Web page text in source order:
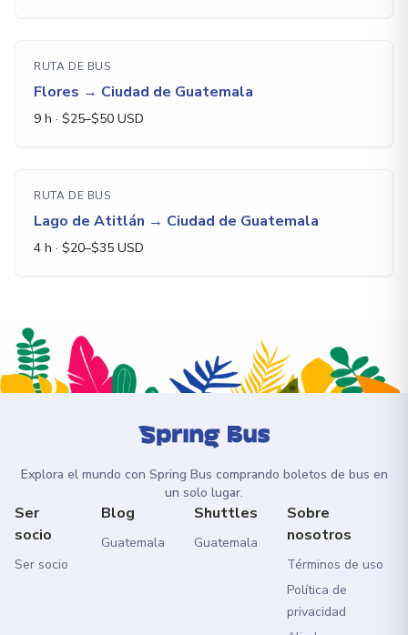
RUTA DE BUS
Flores → Ciudad de Guatemala
9 h · $25–$50 USD
RUTA DE BUS
Lago de Atitlán → Ciudad de Guatemala
4 h · $20–$35 USD
Explora el mundo con Spring Bus comprando boletos de bus en
un solo lugar.
Ser
socio
Ser socio
Blog
Guatemala
Shuttles
Guatemala
Sobre
nosotros
Términos de uso
Política de
privacidad